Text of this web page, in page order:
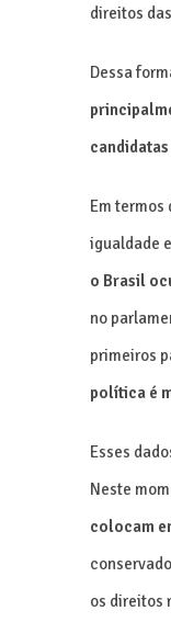
direitos
Dessa
Em
igualdade
o Brasil
no
primeiros
política é
Esses
Neste
colocam
os direitos